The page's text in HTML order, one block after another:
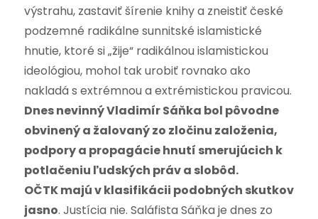
výstrahu, zastaviť šírenie knihy a zneistiť české
podzemné radikálne sunnitské islamistické
hnutie, ktoré si „žije“ radikálnou islamistickou
ideológiou, mohol tak urobiť rovnako ako
nakladá s extrémnou a extrémistickou pravicou.
Dnes nevinný Vladimír Sáňka bol pôvodne
obvinený a žalovaný zo zločinu založenia,
podpory a propagácie hnutí smerujúcich k
potlačeniu ľudských práv a slobôd.
OČTK majú v klasifikácii podobných skutkov
jasno. Justícia nie. Saláfista Sáňka je dnes zo